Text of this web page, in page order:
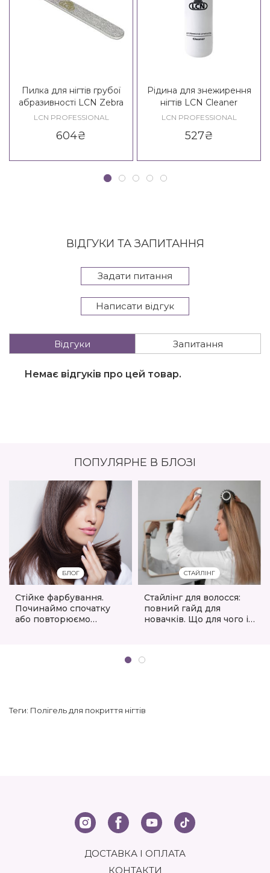
Пилка для нігтів грубої
абразивності LCN Zebra
Profifeile Grob 100/100, 6
LCN PROFESSIONAL
604₴
Рідина для знежирення
нігтів LCN Cleaner
LCN PROFESSIONAL
527₴
ВІДГУКИ ТА ЗАПИТАННЯ
Задати питання
Написати відгук
Відгуки Запитання
Немає відгуків про цей товар.
ПОПУЛЯРНЕ В БЛОЗІ
БЛОГ
Стійке фарбування.
Починаймо спочатку
або повторюємо
СТАЙЛІНГ
Стайлінг для волосся:
повний гайд для
новачків. Що для чого і
Теги: Полігель для покриття нігтів
ДОСТАВКА І ОПЛАТА
КОНТАКТИ